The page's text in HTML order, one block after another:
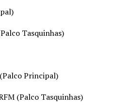
Tasquinhas)
Principal)
(Palco Tasquinhas)